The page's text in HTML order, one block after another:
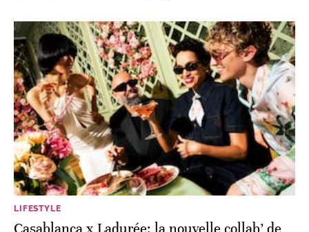
LIFESTYLE